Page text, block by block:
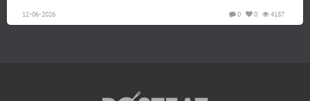
12-06-2026 4187
0
0